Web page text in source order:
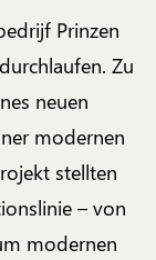
Prinzen
Zu
neuen
modernen
stellten
– von
modernen